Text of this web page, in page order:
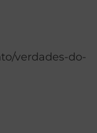
verdades-do-